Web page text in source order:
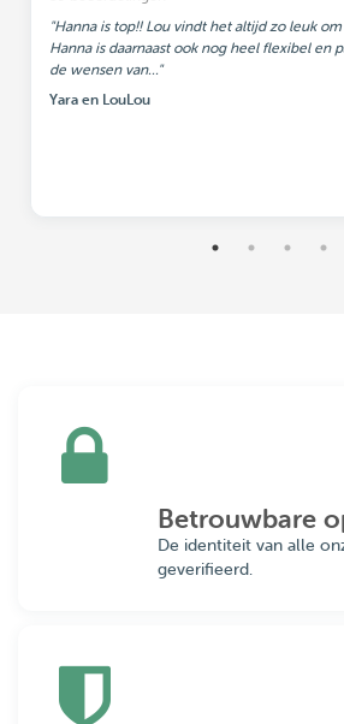
"Hanna is top!! Lou vindt het altijd zo leuk
Hanna is daarnaast ook nog heel flexibel en
de wensen van..."
Yara en LouLou
Betrouwbare
De identiteit van alle
geverifieerd.